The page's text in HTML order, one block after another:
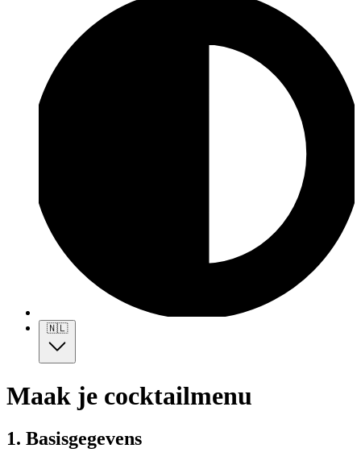
🇳🇱
Maak je cocktailmenu
1. Basisgegevens